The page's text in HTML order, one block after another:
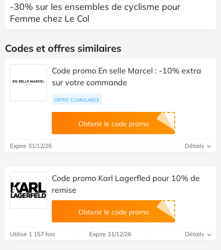
-30% sur les ensembles de cyclisme pour
Femme chez Le Col
Codes et offres similaires
Code promo En selle Marcel : -10% extra
sur votre commande
OFFRE CUMULABLE
Obtenir le code promo
Expire 31/12/26 Détails
Code promo Karl Lagerfled pour 10% de
remise
Obtenir le code promo
Utilisé 1 157 fois Expire 31/12/26 Détails